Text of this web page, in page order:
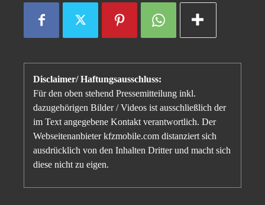
Disclaimer/ Haftungsausschluss:
Für den oben stehend Pressemitteilung inkl.
dazugehörigen Bilder / Videos ist ausschließlich der
im Text angegebene Kontakt verantwortlich. Der
Webseitenanbieter kfzmobile.com distanziert sich
ausdrücklich von den Inhalten Dritter und macht sich
diese nicht zu eigen.